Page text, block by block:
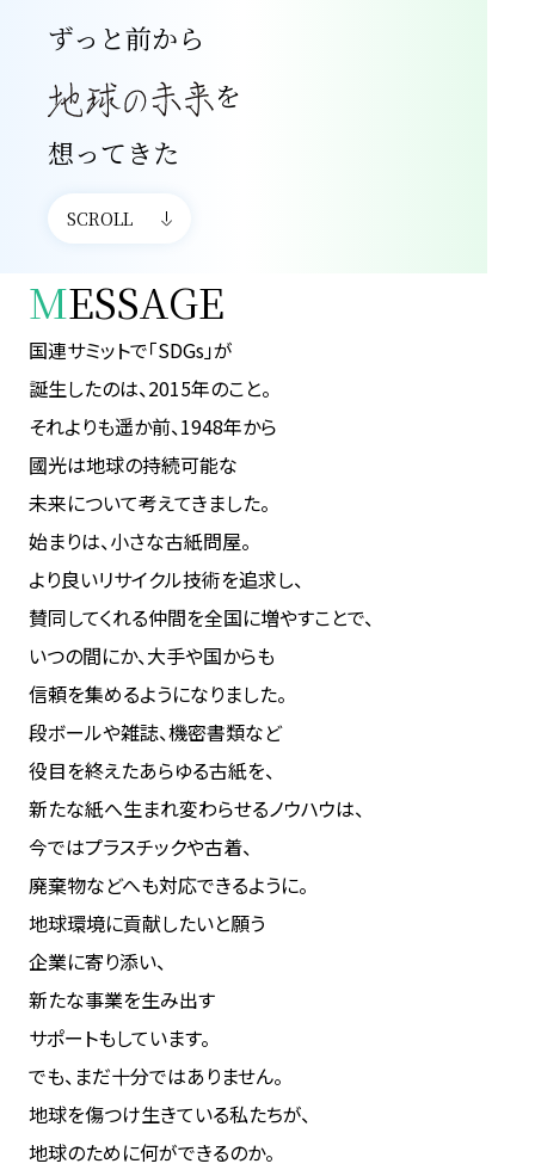
ずっと前から
を
想ってきた
SCROLL
MESSAGE
国連サミットで「SDGs」が
誕生したのは、2015年のこと。
それよりも遥か前、1948年から
國光は地球の持続可能な
未来について考えてきました。
始まりは、小さな古紙問屋。
より良いリサイクル技術を追求し、
賛同してくれる仲間を全国に増やすことで、
いつの間にか、大手や国からも
信頼を集めるようになりました。
段ボールや雑誌、機密書類など
役目を終えたあらゆる古紙を、
新たな紙へ生まれ変わらせるノウハウは、
今ではプラスチックや古着、
廃棄物などへも対応できるように。
地球環境に貢献したいと願う
企業に寄り添い、
新たな事業を生み出す
サポートもしています。
でも、まだ十分ではありません。
地球を傷つけ生きている私たちが、
地球のために何ができるのか。